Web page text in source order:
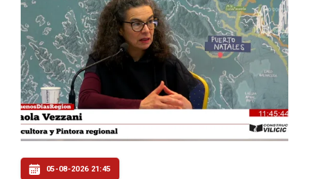
05-08-2026 21:45